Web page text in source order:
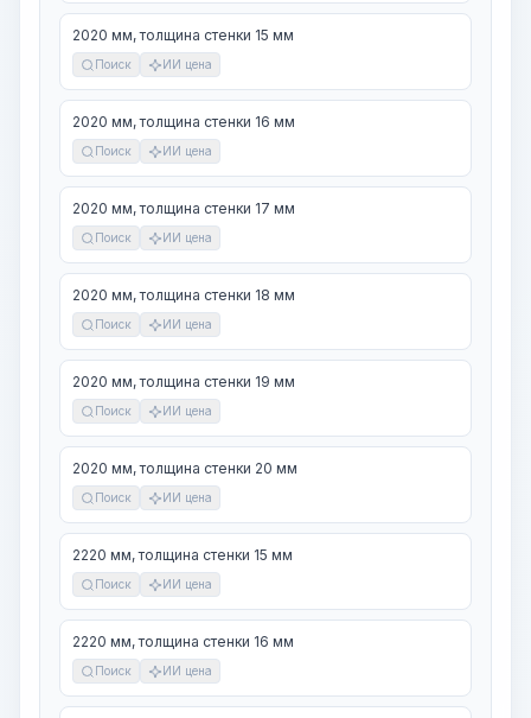
2020 мм, толщина стенки 15 мм
Поиск ИИ цена
2020 мм, толщина стенки 16 мм
Поиск ИИ цена
2020 мм, толщина стенки 17 мм
Поиск ИИ цена
2020 мм, толщина стенки 18 мм
Поиск ИИ цена
2020 мм, толщина стенки 19 мм
Поиск ИИ цена
2020 мм, толщина стенки 20 мм
Поиск ИИ цена
2220 мм, толщина стенки 15 мм
Поиск ИИ цена
2220 мм, толщина стенки 16 мм
Поиск ИИ цена